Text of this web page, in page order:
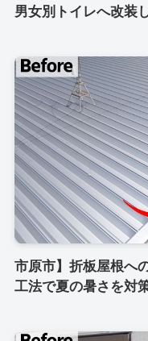
男女別トイレへ改装
市原市】折板屋根へ
工法で夏の暑さを対